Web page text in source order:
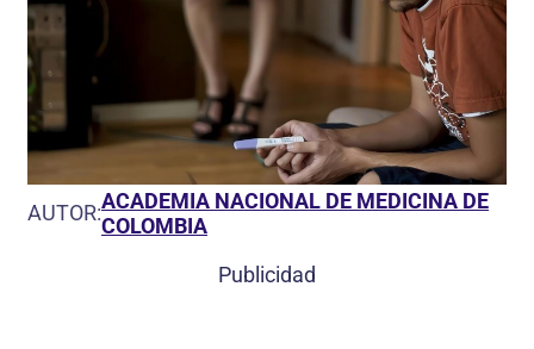
AUTOR:ACADEMIA NACIONAL DE MEDICINA DE
COLOMBIA
Publicidad